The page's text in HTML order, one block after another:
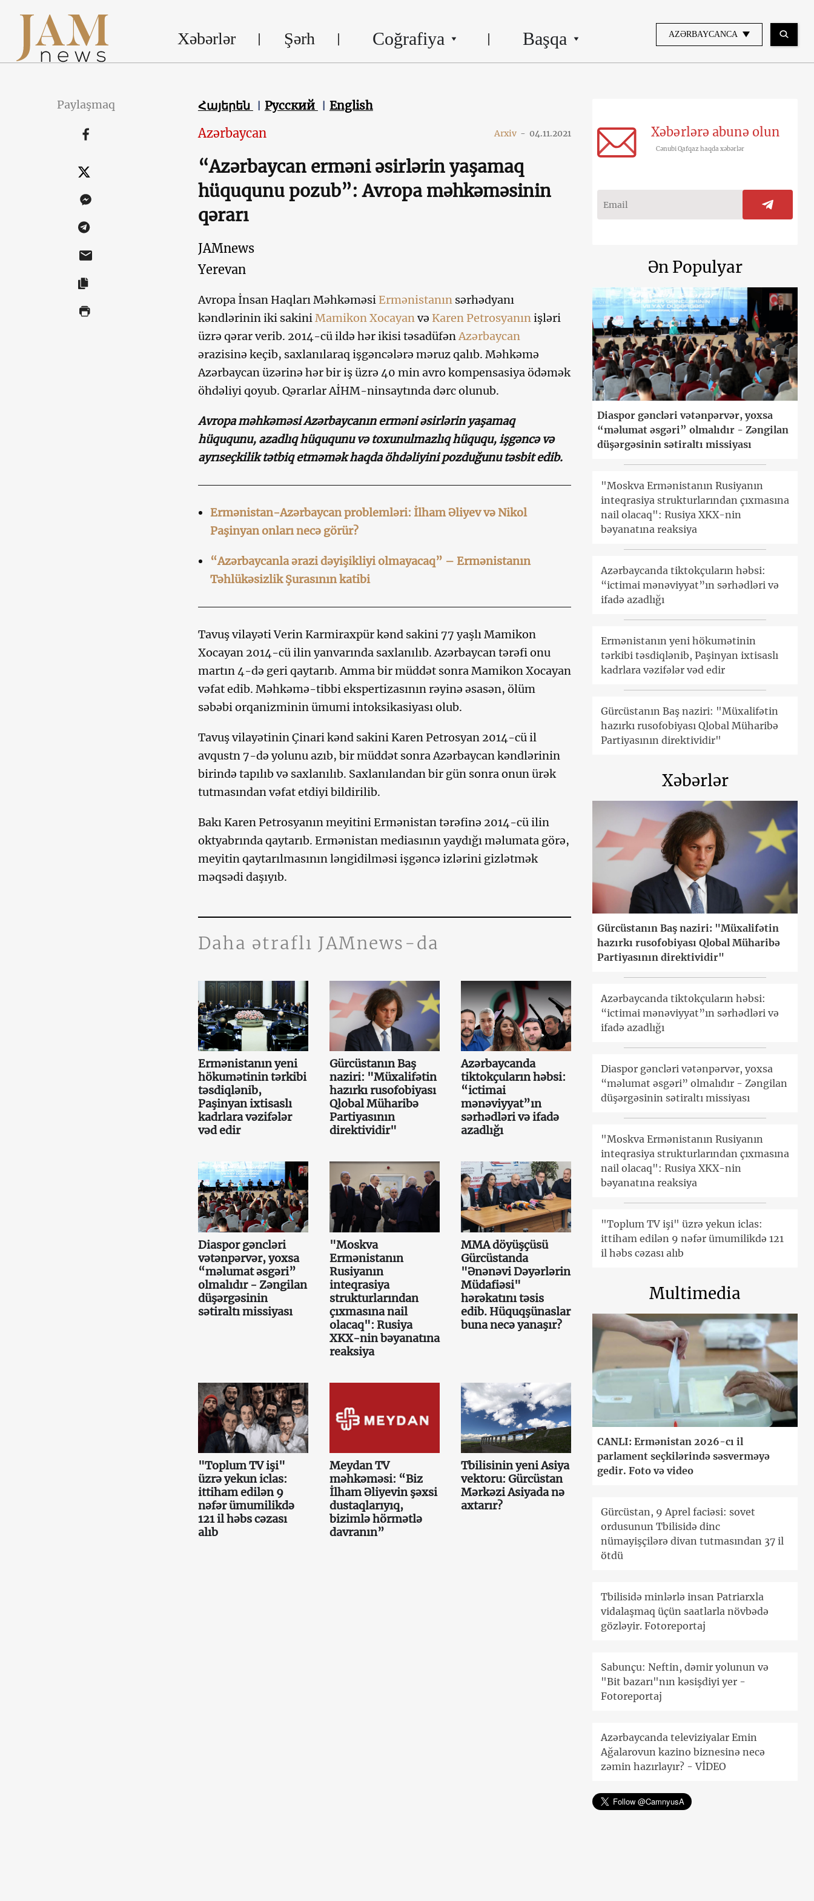
Xəbərlər Şərh Coğrafiya Başqa AZƏRBAYCANCA
Paylaşmaq Հայերեն Русский English
Azərbaycan Arxiv - 04.11.2021
“Azərbaycan erməni əsirlərin yaşamaq
hüququnu pozub”: Avropa məhkəməsinin
qərarı
JAMnews
Yerevan
Avropa İnsan Haqları Məhkəməsi Ermənistanınsərhədyanı
kəndlərinin iki sakiniMamikon Xocayanvə Karen Petrosyanınişləri
üzrə qərar verib. 2014-cü ildə hər ikisi təsadüfənAzərbaycan
ərazisinə keçib, saxlanılaraq işgəncələrə məruz qalıb. Məhkəmə
Azərbaycan üzərinə hər bir iş üzrə 40 min avro kompensasiya ödəmək
öhdəliyi qoyub. Qərarlar AİHM-ninsaytında dərc olunub.
Avropa məhkəməsi Azərbaycanın erməni əsirlərin yaşamaq
hüququnu, azadlıq hüququnu və toxunulmazlıq hüququ, işgəncə və
ayrıseçkilik tətbiq etməmək haqda öhdəliyini pozduğunu təsbit edib.
Ermənistan-Azərbaycan problemləri: İlham Əliyev və Nikol
Paşinyan onları necə görür?
“Azərbaycanla ərazi dəyişikliyi olmayacaq” – Ermənistanın
Təhlükəsizlik Şurasının katibi
Tavuş vilayəti Verin Karmiraxpür kənd sakini 77 yaşlı Mamikon
Xocayan 2014-cü ilin yanvarında saxlanılıb. Azərbaycan tərəfi onu
martın 4-də geri qaytarıb. Amma bir müddət sonra Mamikon Xocayan
vəfat edib. Məhkəmə-tibbi ekspertizasının rəyinə əsasən, ölüm
səbəbi orqanizminin ümumi intoksikasiyası olub.
Tavuş vilayətinin Çinari kənd sakini Karen Petrosyan 2014-cü il
avqustn 7-də yolunu azıb, bir müddət sonra Azərbaycan kəndlərinin
birində tapılıb və saxlanılıb. Saxlanılandan bir gün sonra onun ürək
tutmasından vəfat etdiyi bildirilib.
Bakı Karen Petrosyanın meyitini Ermənistan tərəfinə 2014-cü ilin
oktyabrında qaytarıb. Ermənistan mediasının yaydığı məlumata görə,
meyitin qaytarılmasının ləngidilməsi işgəncə izlərini gizlətmək
məqsədi daşıyıb.
Daha ətraflı JAMnews-da
Ermənistanın yeni
hökumətinin tərkibi
təsdiqlənib,
Paşinyan ixtisaslı
kadrlara vəzifələr
vəd edir
Gürcüstanın Baş
naziri: "Müxalifətin
hazırkı rusofobiyası
Qlobal Müharibə
Partiyasının
direktividir"
Azərbaycanda
tiktokçuların həbsi:
“ictimai
mənəviyyat”ın
sərhədləri və ifadə
azadlığı
Diaspor gəncləri
vətənpərvər, yoxsa
“məlumat əsgəri”
olmalıdır - Zəngilan
düşərgəsinin
sətiraltı missiyası
"Moskva
Ermənistanın
Rusiyanın
inteqrasiya
strukturlarından
çıxmasına nail
olacaq": Rusiya
XKX-nin bəyanatına
reaksiya
MMA döyüşçüsü
Gürcüstanda
"Ənənəvi Dəyərlərin
Müdafiəsi"
hərəkatını təsis
edib. Hüquqşünaslar
buna necə yanaşır?
"Toplum TV işi"
üzrə yekun iclas:
ittiham edilən 9
nəfər ümumilikdə
121 il həbs cəzası
alıb
Meydan TV
məhkəməsi: “Biz
İlham Əliyevin şəxsi
dustaqlarıyıq,
bizimlə hörmətlə
davranın”
Tbilisinin yeni Asiya
vektoru: Gürcüstan
Mərkəzi Asiyada nə
axtarır?
Xəbərlərə abunə olun
Cənubi Qafqaz haqda xəbərlər
Ən Populyar
Diaspor gəncləri vətənpərvər, yoxsa
“məlumat əsgəri” olmalıdır - Zəngilan
düşərgəsinin sətiraltı missiyası
"Moskva Ermənistanın Rusiyanın
inteqrasiya strukturlarından çıxmasına
nail olacaq": Rusiya XKX-nin
bəyanatına reaksiya
Azərbaycanda tiktokçuların həbsi:
“ictimai mənəviyyat”ın sərhədləri və
ifadə azadlığı
Ermənistanın yeni hökumətinin
tərkibi təsdiqlənib, Paşinyan ixtisaslı
kadrlara vəzifələr vəd edir
Gürcüstanın Baş naziri: "Müxalifətin
hazırkı rusofobiyası Qlobal Müharibə
Partiyasının direktividir"
Xəbərlər
Gürcüstanın Baş naziri: "Müxalifətin
hazırkı rusofobiyası Qlobal Müharibə
Partiyasının direktividir"
Azərbaycanda tiktokçuların həbsi:
“ictimai mənəviyyat”ın sərhədləri və
ifadə azadlığı
Diaspor gəncləri vətənpərvər, yoxsa
“məlumat əsgəri” olmalıdır - Zəngilan
düşərgəsinin sətiraltı missiyası
"Moskva Ermənistanın Rusiyanın
inteqrasiya strukturlarından çıxmasına
nail olacaq": Rusiya XKX-nin
bəyanatına reaksiya
"Toplum TV işi" üzrə yekun iclas:
ittiham edilən 9 nəfər ümumilikdə 121
il həbs cəzası alıb
Multimedia
CANLI: Ermənistan 2026-cı il
parlament seçkilərində səsverməyə
gedir. Foto və video
Gürcüstan, 9 Aprel faciəsi: sovet
ordusunun Tbilisidə dinc
nümayişçilərə divan tutmasından 37 il
ötdü
Tbilisidə minlərlə insan Patriarxla
vidalaşmaq üçün saatlarla növbədə
gözləyir. Fotoreportaj
Sabunçu: Neftin, dəmir yolunun və
"Bit bazarı"nın kəsişdiyi yer -
Fotoreportaj
Azərbaycanda televiziyalar Emin
Ağalarovun kazino biznesinə necə
zəmin hazırlayır? - VİDEO